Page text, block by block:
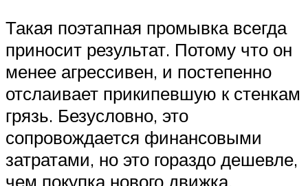
Такая поэтапная промывка всегда
приносит результат. Потому что он
менее агрессивен, и постепенно
отслаивает прикипевшую к стенкам
грязь. Безусловно, это
сопровождается финансовыми
затратами, но это гораздо дешевле,
чем покупка нового движка.